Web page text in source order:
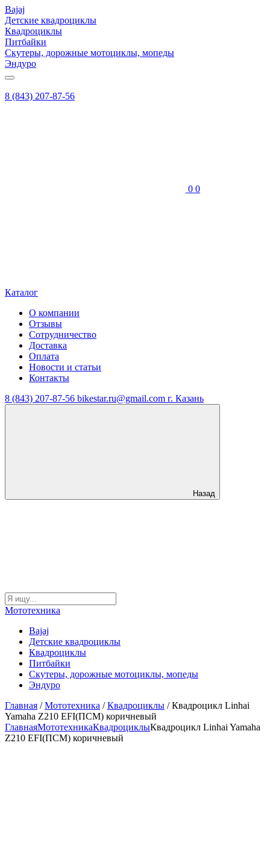
Bajaj
Детские квадроциклы
Квадроциклы
Питбайки
Скутеры, дорожные мотоциклы, мопеды
Эндуро
8 (843) 207-87-56
0 0
Каталог
О компании
Отзывы
Сотрудничество
Доставка
Оплата
Новости и статьи
Контакты
8 (843) 207-87-56 bikestar.ru@gmail.com г. Казань
Назад
Мототехника
Bajaj
Детские квадроциклы
Квадроциклы
Питбайки
Скутеры, дорожные мотоциклы, мопеды
Эндуро
Главная /Мототехника /Квадроциклы / Квадроцикл Linhai
Yamaha Z210 EFI(ПСМ) коричневый
ГлавнаяМототехникаКвадроциклыКвадроцикл Linhai Yamaha
Z210 EFI(ПСМ) коричневый